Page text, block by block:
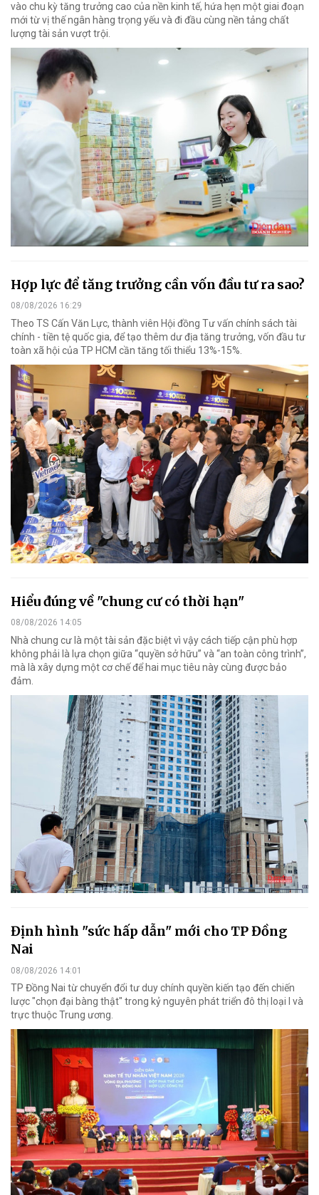
vào chu kỳ tăng trưởng cao của nền kinh tế, hứa hẹn một giai đoạn
mới từ vị thế ngân hàng trọng yếu và đi đầu cùng nền tảng chất
lượng tài sản vượt trội.
Hợp lực để tăng trưởng cần vốn đầu tư ra sao?
08/08/2026 16:29
Theo TS Cấn Văn Lực, thành viên Hội đồng Tư vấn chính sách tài
chính - tiền tệ quốc gia, để tạo thêm dư địa tăng trưởng, vốn đầu tư
toàn xã hội của TP HCM cần tăng tối thiểu 13%-15%.
Hiểu đúng về "chung cư có thời hạn"
08/08/2026 14:05
Nhà chung cư là một tài sản đặc biệt vì vậy cách tiếp cận phù hợp
không phải là lựa chọn giữa “quyền sở hữu” và “an toàn công trình”,
mà là xây dựng một cơ chế để hai mục tiêu này cùng được bảo
đảm.
Định hình "sức hấp dẫn" mới cho TP Đồng
Nai
08/08/2026 14:01
TP Đồng Nai từ chuyển đổi tư duy chính quyền kiến tạo đến chiến
lược "chọn đại bàng thật" trong kỷ nguyên phát triển đô thị loại I và
trực thuộc Trung ương.